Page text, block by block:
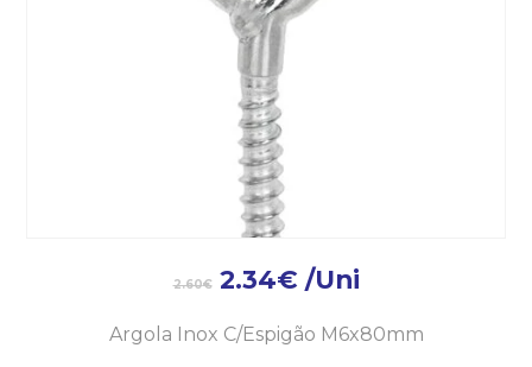
2.60€ 2.34€ /Uni
Argola Inox C/Espigão M6x80mm